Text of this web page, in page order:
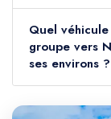
Quel
groupe vers
ses environs ?